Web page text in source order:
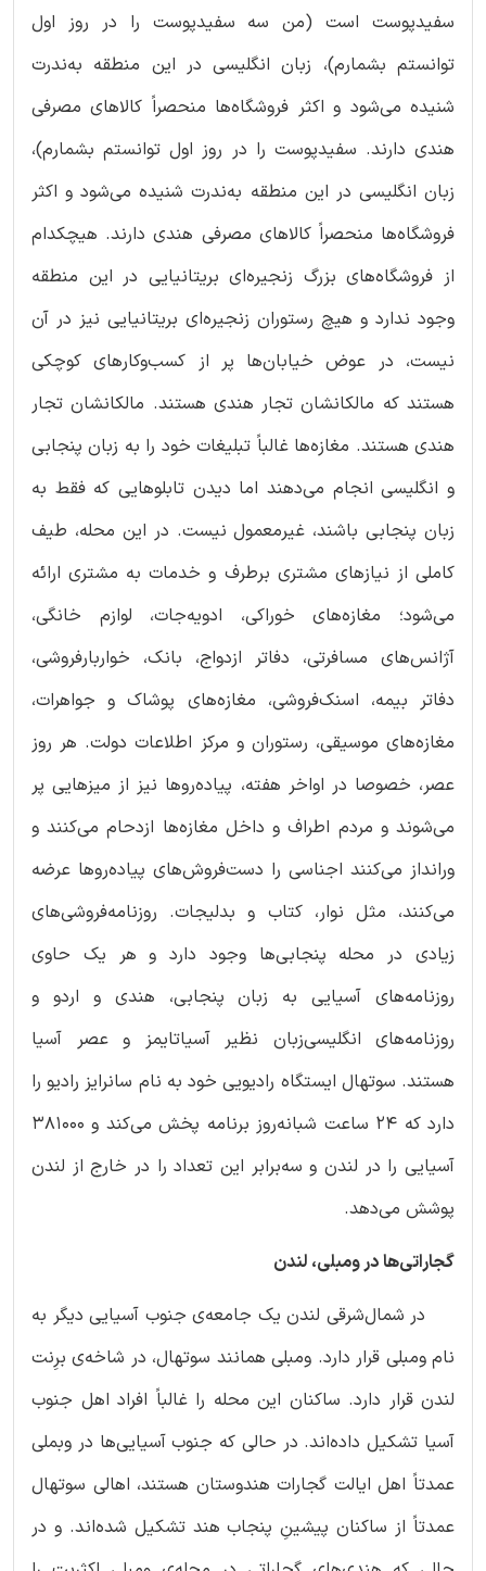
سفیدپوست است (من سه سفیدپوست را در روز اول
توانستم بشمارم)، زبان انگلیسی در این منطقه به‌ندرت
شنیده می‌شود و اکثر فروشگاه‌ها منحصراً کالاهای مصرفی
هندی دارند. سفیدپوست را در روز اول توانستم بشمارم)،
زبان انگلیسی در این منطقه به‌ندرت شنیده می‌شود و اکثر
فروشگاه‌ها منحصراً کالاهای مصرفی هندی دارند. هیچکدام
از فروشگاه‌های بزرگ زنجیره‌ای بریتانیایی در این منطقه
وجود ندارد و هیچ رستوران زنجیره‌ای بریتانیایی نیز در آن
نیست، در عوض خیابان‌ها پر از کسب‌وکارهای کوچکی
هستند که مالکانشان تجار هندی هستند. مالکانشان تجار
هندی هستند. مغازه‌ها غالباً تبلیغات خود را به زبان پنجابی
و انگلیسی انجام می‌دهند اما دیدن تابلوهایی که فقط به
زبان پنجابی باشند، غیرمعمول نیست. در این محله، طیف
کاملی از نیازهای مشتری برطرف و خدمات به مشتری ارائه
می‌شود؛ مغازه‌های خوراکی، ادویه‌جات، لوازم خانگی،
آژانس‌های مسافرتی، دفاتر ازدواج، بانک، خواربارفروشی،
دفاتر بیمه، اسنک‌فروشی، مغازه‌های پوشاک و جواهرات،
مغازه‌های موسیقی، رستوران و مرکز اطلاعات دولت. هر روز
عصر، خصوصا در اواخر هفته، پیاده‌روها نیز از میزهایی پر
می‌شوند و مردم اطراف و داخل مغازه‌ها ازدحام می‌کنند و
ورانداز می‌کنند اجناسی را دست‌فروش‌های پیاده‌روها عرضه
می‌کنند، مثل نوار، کتاب و بدلیجات. روزنامه‌فروشی‌های
زیادی در محله پنجابی‌ها وجود دارد و هر یک حاوی
روزنامه‌های آسیایی به زبان پنجابی، هندی و اردو و
روزنامه‌های انگلیسی‌زبان نظیر آسیاتایمز و عصر آسیا
هستند. سوتهال ایستگاه رادیویی خود به نام سانرایز رادیو را
دارد که 24 ساعت شبانه‌روز برنامه پخش می‌کند و 381000
آسیایی را در لندن و سه‌برابر این تعداد را در خارج از لندن
پوشش می‌دهد.
گجاراتی‌ها در ومبلی، لندن
در شمال‌شرقی لندن یک جامعه‌ی جنوب آسیایی دیگر به
نام ومبلی قرار دارد. ومبلی همانند سوتهال، در شاخه‌ی برِنت
لندن قرار دارد. ساکنان این محله را غالباً افراد اهل جنوب
آسیا تشکیل داده‌اند. در حالی که جنوب آسیایی‌ها در وبملی
عمدتاً اهل ایالت گجارات هندوستان هستند، اهالی سوتهال
عمدتاً از ساکنان پیشینِ پنجاب هند تشکیل شده‌اند. و در